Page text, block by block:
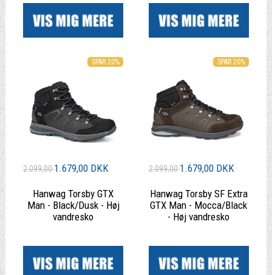
SPAR 20%
2.099,001.679,00 DKK
Hanwag Torsby GTX
Man - Black/Dusk - Høj
vandresko
SPAR 20%
2.099,001.679,00 DKK
Hanwag Torsby SF Extra
GTX Man - Mocca/Black
- Høj vandresko